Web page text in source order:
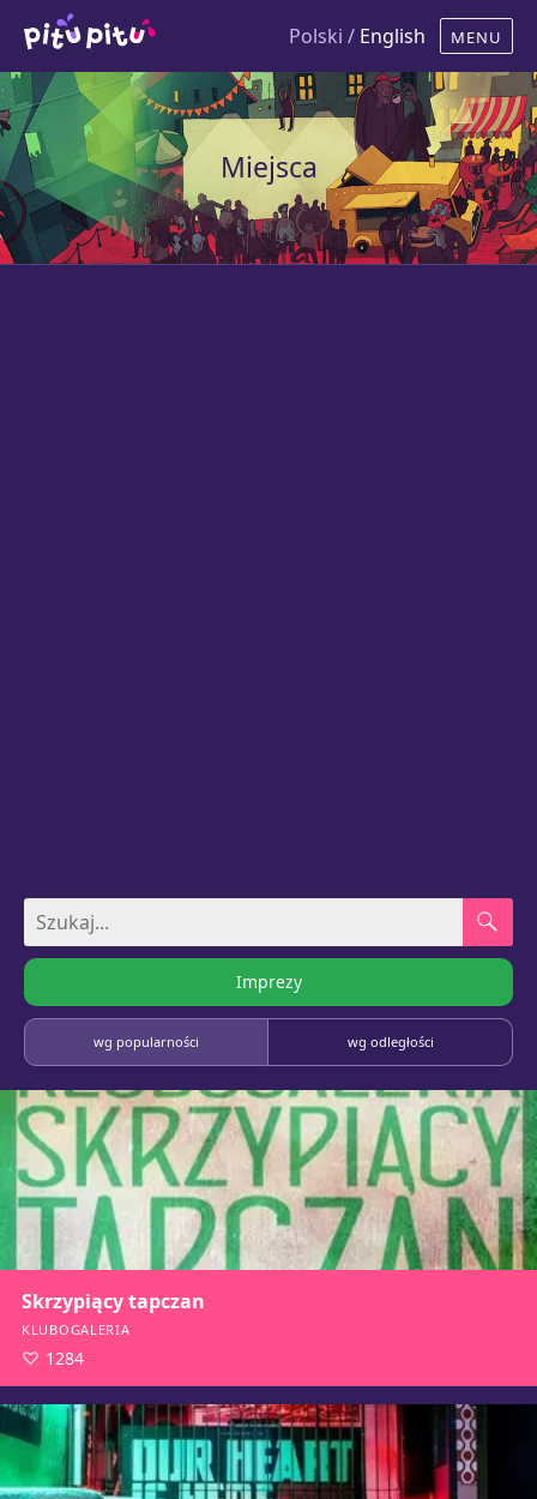
Polski / English
Miejsca
Imprezy
wg popularności wg odległości
Skrzypiący tapczan
KLUBOGALERIA
1284